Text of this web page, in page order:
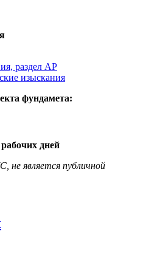
раздел АР
изыскания
фундамета:
дней
не является публичной